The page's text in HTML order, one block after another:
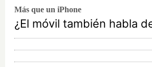
Más que un iPhone
¿El móvil también habla